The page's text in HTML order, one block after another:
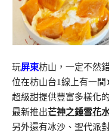
玩屏東枋山，一定不然
位在枋山台1線上有一
超級甜提供豐富多樣化
最新推出芒神之錘雪花
另外還有冰沙、聖代派